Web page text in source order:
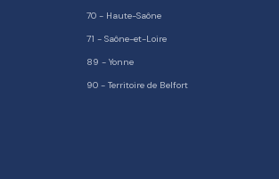
70 - Haute-Saône
71 - Saône-et-Loire
89 - Yonne
90 - Territoire de Belfort